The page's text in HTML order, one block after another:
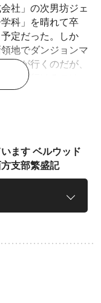
社」の次男坊ジェ
科」を晴れて卒
定だった。しか
地でダンジョンマ
兄が行くのだが、
れて行けるのは
。意識高め外資風
マスターは、無事
ます ベルウッド
支部繁盛記